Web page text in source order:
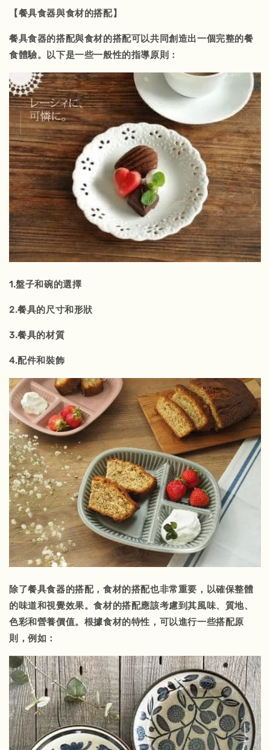
【餐具食器與食材的搭配】
餐具食器的搭配與食材的搭配可以共同創造出一個完整的餐
食體驗。以下是一些一般性的指導原則：
1.盤子和碗的選擇
2.餐具的尺寸和形狀
3.餐具的材質
4.配件和裝飾
除了餐具食器的搭配，食材的搭配也非常重要，以確保整體
的味道和視覺效果。食材的搭配應該考慮到其風味、質地、
色彩和營養價值。根據食材的特性，可以進行一些搭配原
則，例如：